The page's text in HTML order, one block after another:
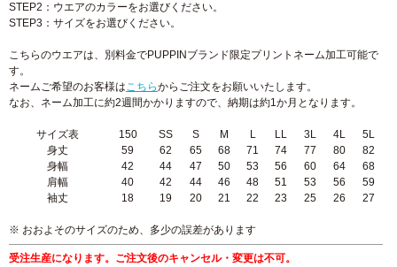
STEP2：ウエアのカラーをお選びください。
STEP3：サイズをお選びください。
こちらのウエアは、別料金でPUPPINブランド限定プリントネーム加工可能で
す。
ネームご希望のお客様はこちらからご注文をお願いいたします。
なお、ネーム加工に約2週間かかりますので、納期は約1か月となります。
サイズ表 150 SS S M L LL 3L 4L
5L
身丈
59 62 65 68 71 74 77 80
82
身幅
42 44 47 50 53 56 60 64
68
肩幅
40 42 44 46 48 51 53 56
59
袖丈
18 19 20 21 22 23 25 26 27
※ おおよそのサイズのため、多少の誤差があります
受注生産になります。ご注文後のキャンセル・変更は不可。